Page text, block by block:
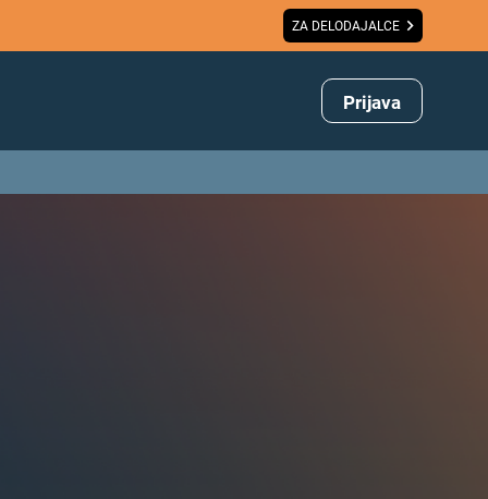
ZA DELODAJALCE
Prijava